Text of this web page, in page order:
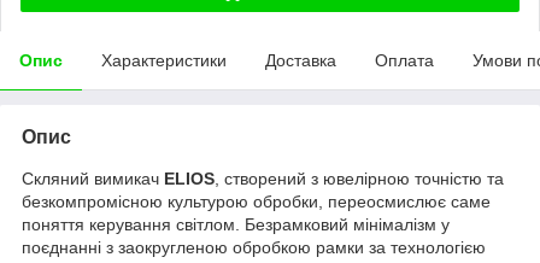
Опис Характеристики Доставка Оплата Умови
Опис
Скляний вимикач ELIOS , створений з ювелірною точністю та
безкомпромісною культурою обробки, переосмислює саме
поняття керування світлом. Безрамковий мінімалізм у
поєднанні з заокругленою обробкою рамки за технологією